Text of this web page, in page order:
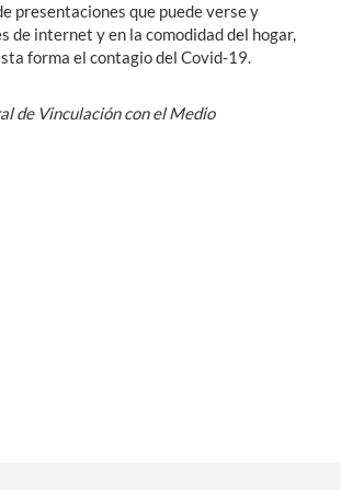
presentaciones que puede verse y
de internet y en la comodidad del hogar,
forma el contagio del Covid-19.
de Vinculación con el Medio